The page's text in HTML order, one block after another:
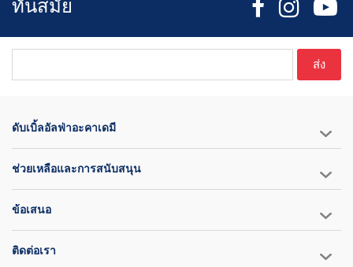
ทันสมัย
ส่ง
ดับเบิ้ลอัลฟ่าอะคาเดมี
ช่วยเหลือและการสนับสนุน
ข้อเสนอ
ติดต่อเรา